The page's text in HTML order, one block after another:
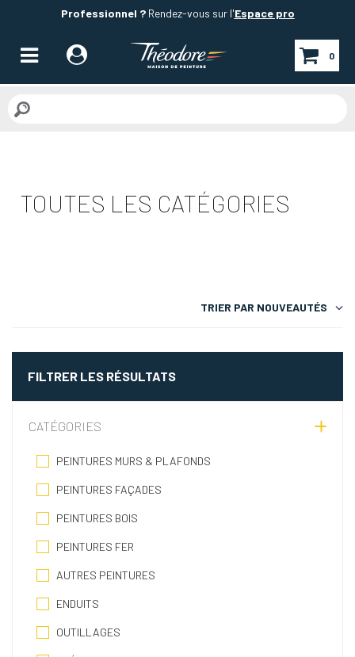
Professionnel ?Rendez-vous sur l'Espace pro
0
TOUTES LES CATÉGORIES
TRIER PAR NOUVEAUTÉS
FILTRER LES RÉSULTATS
CATÉGORIES
PEINTURES MURS & PLAFONDS
PEINTURES FAÇADES
PEINTURES BOIS
PEINTURES FER
AUTRES PEINTURES
ENDUITS
OUTILLAGES